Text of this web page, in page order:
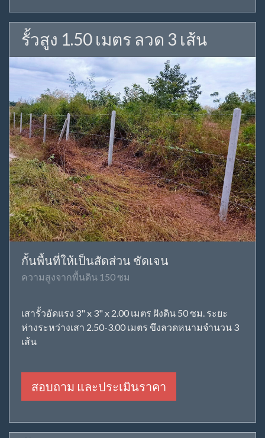
รั้วสูง 1.50 เมตร ลวด 3 เส้น
กั้นพื้นที่ให้เป็นสัดส่วน ชัดเจน
ความสูงจากพื้นดิน 150 ซม
เสารั้วอัดแรง 3" x 3" x 2.00 เมตร ฝังดิน 50 ซม. ระยะ
ห่างระหว่างเสา 2.50-3.00 เมตร ขึงลวดหนามจำนวน 3
เส้น
สอบถาม และประเมินราคา